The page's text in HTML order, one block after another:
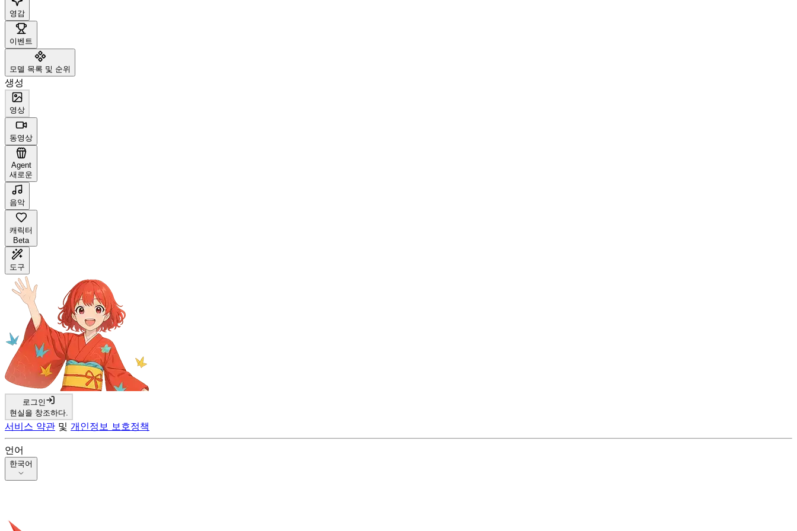
영감
이벤트
모델 목록 및 순위
생성
영상
동영상
Agent
새로운
음악
캐릭터
Beta
도구
로그인
현실을 창조하다.
서비스 약관 및 개인정보 보호정책
언어
한국어